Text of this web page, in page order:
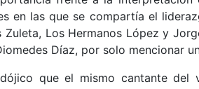
en las que se compartía el
Los Hermanos López y
Díaz, por solo mencionar
que el mismo cantante del